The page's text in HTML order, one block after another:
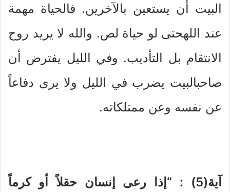
البيت أن يستعين بالآخرين. فالحياة مهمة
عند اللهحتى لو حياة لص. والله لا يريد روح
الانتقام بل التأديب. وفي الليل يفترض أن
صاحبالبيت يضرب في الليل ولا يرى دفاعاً
عن نفسه وعن ممتلكاته.
آية(5) : “إذا رعى إنسان حقلاً أو كرماً